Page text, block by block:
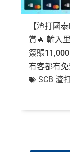
【渣打國
賞🔥 輸入
簽賬
有客都有免
SCB 渣